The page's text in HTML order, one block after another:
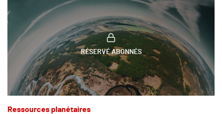
RÉSERVÉ ABONNÉS
Ressources planétaires